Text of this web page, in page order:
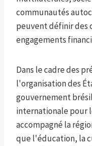
communautés
peuvent définir des
engagements
Dans le cadre des
l'organisation des
gouvernement
internationale pour
accompagné la
que l'éducation, la